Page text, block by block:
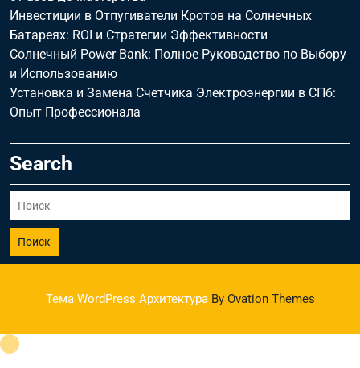
Инвестиции в Отпугиватели Кротов на Солнечных
Батареях: ROI и Стратегии Эффективности
Солнечный Power Bank: Полное Руководство по Выбору
и Использованию
Установка и Замена Счетчика Электроэнергии в СПб:
Опыт Профессионала
Search
Поиск
Тема WordPress Архитектура By Ovation Themes